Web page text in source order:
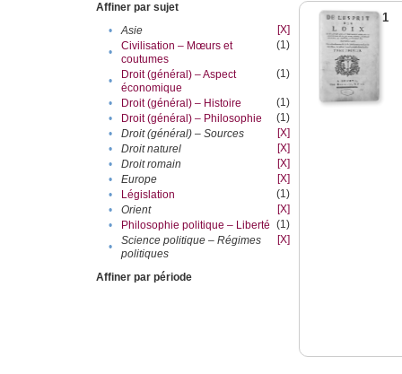
Affiner par sujet
•
Asie
[X]
•
Civilisation – Mœurs et
coutumes
(1)
•
Droit (général) – Aspect
économique
(1)
• Droit (général) – Histoire
(1)
•
Droit (général) – Philosophie
(1)
•
Droit (général) – Sources
[X]
•
Droit naturel
[X]
•
Droit romain
[X]
•
Europe
[X]
•
Législation
(1)
•
Orient
[X]
•
Philosophie politique – Liberté (1)
•
Science politique – Régimes
politiques
[X]
Affiner par période
1